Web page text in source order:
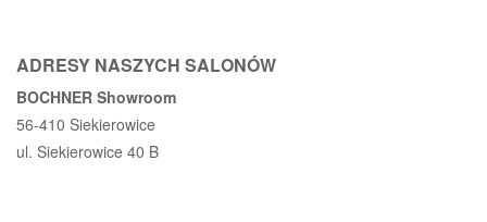
ADRESY NASZYCH SALONÓW
BOCHNER Showroom
56-410 Siekierowice
ul. Siekierowice 40 B